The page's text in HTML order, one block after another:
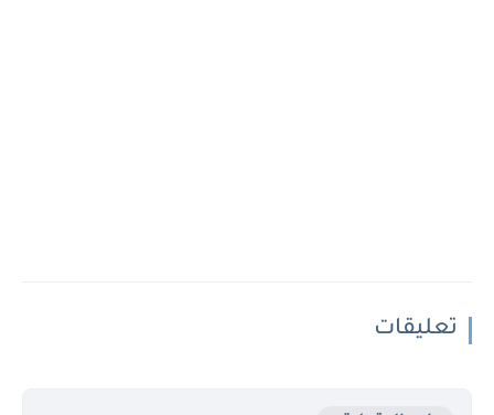
تعليقات